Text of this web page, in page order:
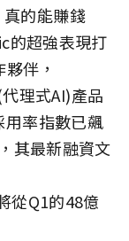
的能賺錢
的超強表現打
伴，
理式AI)產品
率指數已飆
其最新融資文
從Q1的48億